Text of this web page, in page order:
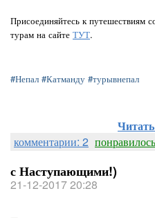
Присоединяйтесь к путешествиям
турам на сайте ТУТ.
#Непал #Катманду #турывнепал
комментарии: 2
с Наступающими!)
21-12-2017 20:28